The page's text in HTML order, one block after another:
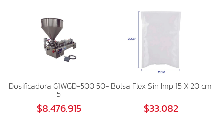
Dosificadora G1WGD-500 50-
5
$8.476.915
Bolsa Flex Sin Imp 15 X 20 cm
$33.082